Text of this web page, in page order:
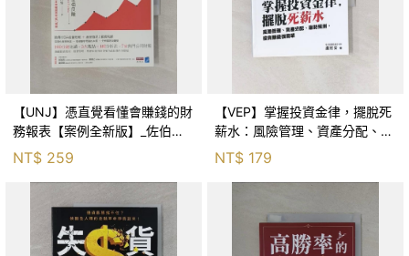
【UNJ】憑直覺看懂會賺錢的財
務報表【案例全新版】_佐伯良
隆, 方瑜
NT$ 259
【VEP】掌握投資金律，擺脫死
薪水：風險管理、資產分配、趨
勢預測，投資賺錢很簡單_盧冠
NT$ 179